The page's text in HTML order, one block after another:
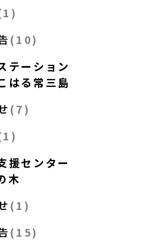
(10)
テーション
はる常三島
(7)
援センター
木
(1)
(15)